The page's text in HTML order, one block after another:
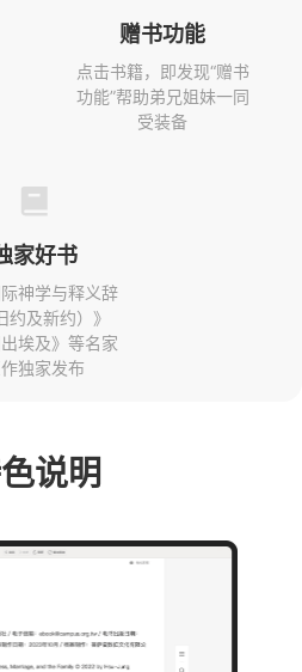
赠书功能
点击书籍，即发现“赠书
功能”帮助弟兄姐妹一同
受装备
家好书
际神学与释义辞
约及新约）》
出埃及》等名家
独家发布
说明